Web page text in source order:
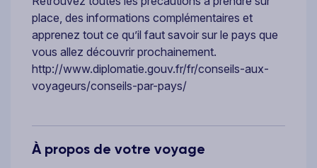
place, des informations complémentaires et
apprenez tout ce qu’il faut savoir sur le pays que
vous allez découvrir prochainement.
http://www.diplomatie.gouv.fr/fr/conseils-aux-
voyageurs/conseils-par-pays/
À propos de votre voyage